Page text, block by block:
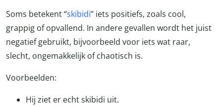
Soms betekent “skibidi” iets positiefs, zoals cool,
grappig of opvallend. In andere gevallen wordt het juist
negatief gebruikt, bijvoorbeeld voor iets wat raar,
slecht, ongemakkelijk of chaotisch is.
Voorbeelden:
Hij ziet er echt skibidi uit.